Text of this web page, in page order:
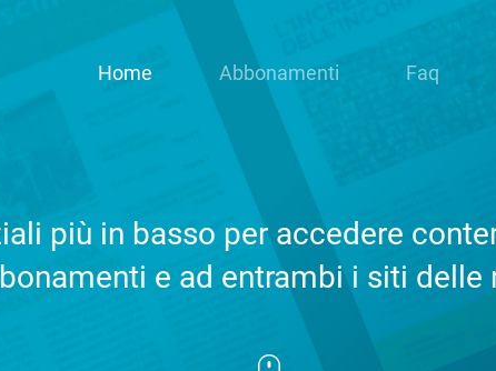
Home Abbonamenti Faq
più in basso per accedere
e ad entrambi i siti delle